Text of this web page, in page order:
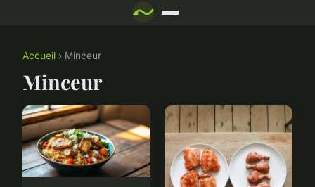
Accueil › Minceur
Minceur